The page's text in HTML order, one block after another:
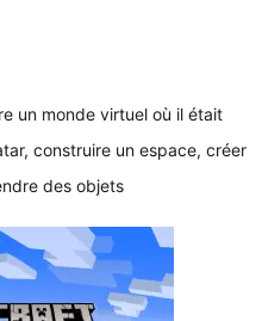
un monde virtuel où il était
construire un espace, créer
des objets